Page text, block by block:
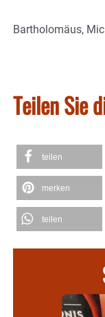
Bartholomäus,
Teilen Sie
teilen
merken
teilen